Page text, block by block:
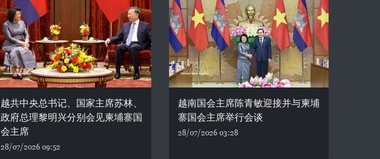
越共中央总书记、国家主席苏林、
政府总理黎明兴分别会见柬埔寨国
会主席
28/07/2026 09:52
越南国会主席陈青敏迎接并与柬埔
寨国会主席举行会谈
28/07/2026 03:28